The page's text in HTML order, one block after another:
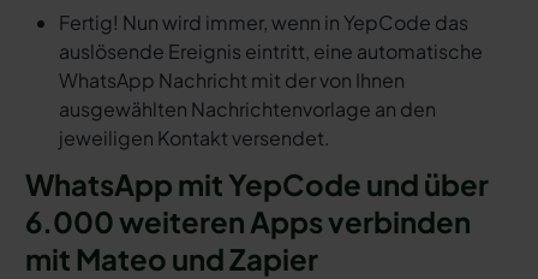
Fertig! Nun wird immer, wenn in YepCode das
auslösende Ereignis eintritt, eine automatische
WhatsApp Nachricht mit der von Ihnen
ausgewählten Nachrichtenvorlage an den
jeweiligen Kontakt versendet.
WhatsApp mit YepCode und über
6.000 weiteren Apps verbinden
mit Mateo und Zapier